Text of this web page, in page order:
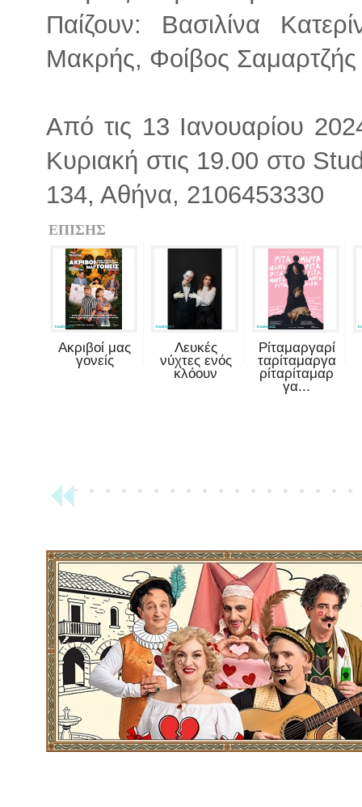
Παίζουν: Βασιλίνα
Μακρής, Φοίβος Σαμαρτζής
Από τις 13 Ιανουαρίου
Κυριακή στις 19.00 στο
134, Αθήνα, 2106453330
ΕΠΙΣΗΣ
Ακριβοί μας
γονείς
Λευκές
νύχτες ενός
κλόουν
Ρίταμαργαρί
ταρίταμαργα
ρίταρίταμαρ
γα...